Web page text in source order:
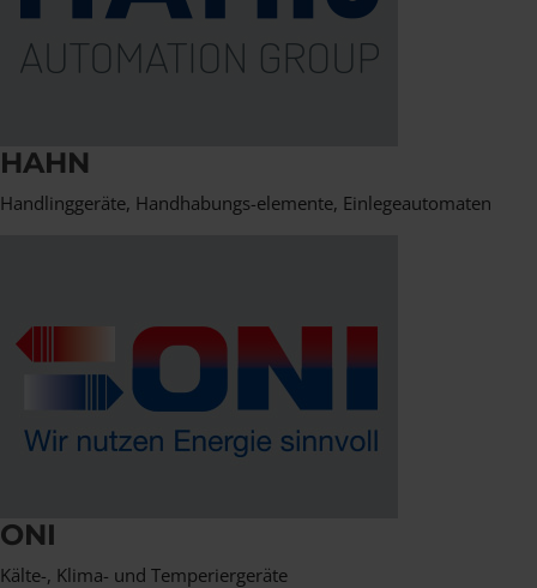
HAHN
Handlinggeräte, Handhabungs-elemente, Einlegeautomaten
ONI
Kälte-, Klima- und Temperiergeräte